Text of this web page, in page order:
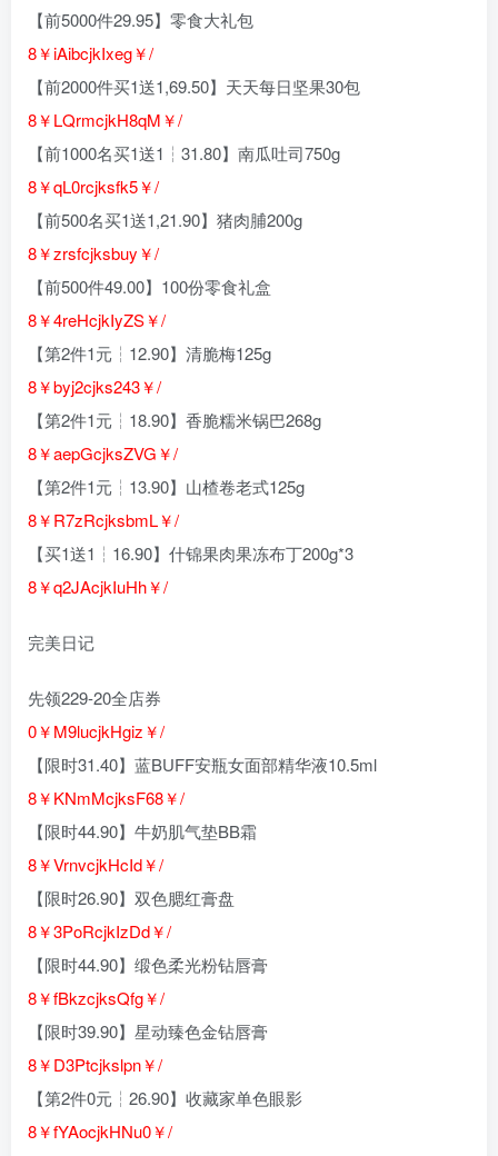
【前5000件29.95】零食大礼包
8￥iAibcjkIxeg￥/
【前2000件买1送1,69.50】天天每日坚果30包
8￥LQrmcjkH8qM￥/
【前1000名买1送1┆31.80】南瓜吐司750g
8￥qL0rcjksfk5￥/
【前500名买1送1,21.90】猪肉脯200g
8￥zrsfcjksbuy￥/
【前500件49.00】100份零食礼盒
8￥4reHcjkIyZS￥/
【第2件1元┆12.90】清脆梅125g
8￥byj2cjks243￥/
【第2件1元┆18.90】香脆糯米锅巴268g
8￥aepGcjksZVG￥/
【第2件1元┆13.90】山楂卷老式125g
8￥R7zRcjksbmL￥/
【买1送1┆16.90】什锦果肉果冻布丁200g*3
8￥q2JAcjkIuHh￥/
完美日记
先领229-20全店券
0￥M9lucjkHgiz￥/
【限时31.40】蓝BUFF安瓶女面部精华液10.5ml
8￥KNmMcjksF68￥/
【限时44.90】牛奶肌气垫BB霜
8￥VrnvcjkHcId￥/
【限时26.90】双色腮红膏盘
8￥3PoRcjkIzDd￥/
【限时44.90】缎色柔光粉钻唇膏
8￥fBkzcjksQfg￥/
【限时39.90】星动臻色金钻唇膏
8￥D3Ptcjkslpn￥/
【第2件0元┆26.90】收藏家单色眼影
8￥fYAocjkHNu0￥/